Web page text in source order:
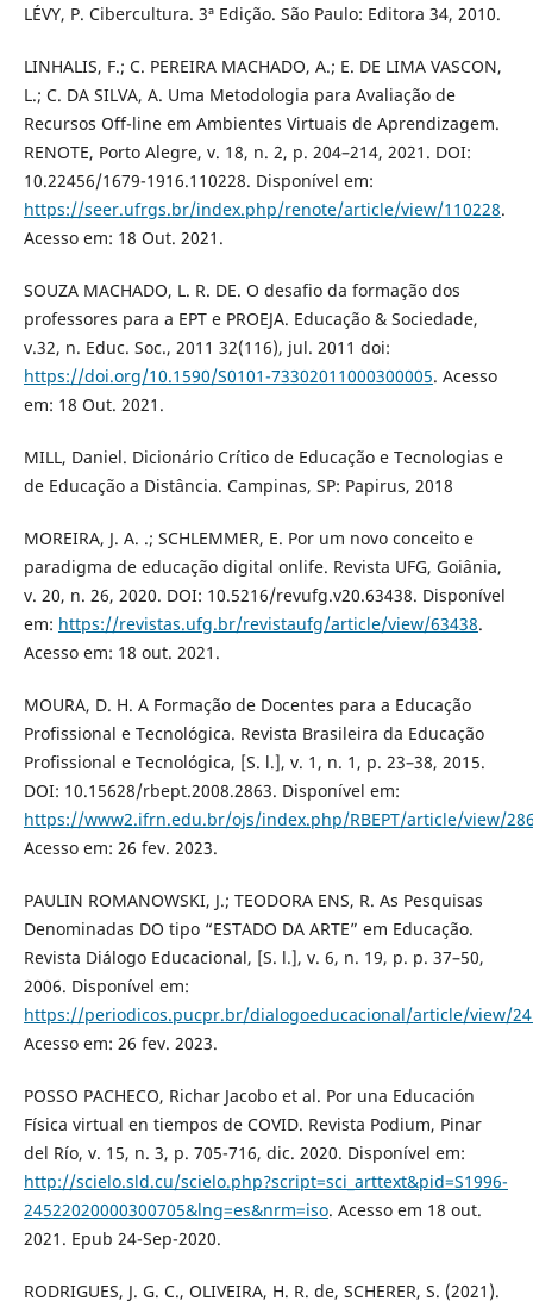
LÉVY, P. Cibercultura. 3ª Edição. São Paulo: Editora 34, 2010.
LINHALIS, F.; C. PEREIRA MACHADO, A.; E. DE LIMA VASCON,
L.; C. DA SILVA, A. Uma Metodologia para Avaliação de
Recursos Off-line em Ambientes Virtuais de Aprendizagem.
RENOTE, Porto Alegre, v. 18, n. 2, p. 204–214, 2021. DOI:
10.22456/1679-1916.110228. Disponível em:
https://seer.ufrgs.br/index.php/renote/article/view/110228.
Acesso em: 18 Out. 2021.
SOUZA MACHADO, L. R. DE. O desafio da formação dos
professores para a EPT e PROEJA. Educação & Sociedade,
v.32, n. Educ. Soc., 2011 32(116), jul. 2011 doi:
https://doi.org/10.1590/S0101-73302011000300005. Acesso
em: 18 Out. 2021.
MILL, Daniel. Dicionário Crítico de Educação e Tecnologias e
de Educação a Distância. Campinas, SP: Papirus, 2018
MOREIRA, J. A. .; SCHLEMMER, E. Por um novo conceito e
paradigma de educação digital onlife. Revista UFG, Goiânia,
v. 20, n. 26, 2020. DOI: 10.5216/revufg.v20.63438. Disponível
em: https://revistas.ufg.br/revistaufg/article/view/63438.
Acesso em: 18 out. 2021.
MOURA, D. H. A Formação de Docentes para a Educação
Profissional e Tecnológica. Revista Brasileira da Educação
Profissional e Tecnológica, [S. l.], v. 1, n. 1, p. 23–38, 2015.
DOI: 10.15628/rbept.2008.2863. Disponível em:
https://www2.ifrn.edu.br/ojs/index.php/RBEPT/article/view/
Acesso em: 26 fev. 2023.
PAULIN ROMANOWSKI, J.; TEODORA ENS, R. As Pesquisas
Denominadas DO tipo “ESTADO DA ARTE” em Educação.
Revista Diálogo Educacional, [S. l.], v. 6, n. 19, p. p. 37–50,
2006. Disponível em:
https://periodicos.pucpr.br/dialogoeducacional/article/view/
Acesso em: 26 fev. 2023.
POSSO PACHECO, Richar Jacobo et al. Por una Educación
Física virtual en tiempos de COVID. Revista Podium, Pinar
del Río, v. 15, n. 3, p. 705-716, dic. 2020. Disponível em:
http://scielo.sld.cu/scielo.php?script=sci_arttext&pid=S1996-
24522020000300705&lng=es&nrm=iso. Acesso em 18 out.
2021. Epub 24-Sep-2020.
RODRIGUES, J. G. C., OLIVEIRA, H. R. de, SCHERER, S. (2021).